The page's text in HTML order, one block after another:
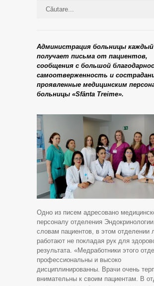
Администрация больницы каждый
получает письма от пациентов,
сообщения с большой
самоотверженность и
проявленные медицинским
больницы «Sfânta Treime».
Одно из писем адресовано
персоналу отделения
словам пациентов, в этом отделении
работают не покладая рук для
результата. «Медработники этого
профессиональны и высоко
дисциплинированны. Врачи очень
внимательны к своим пациентам. В